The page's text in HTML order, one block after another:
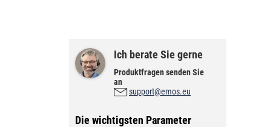
Ich berate Sie gerne
Produktfragen senden Sie
an
support@emos.eu
Die wichtigsten Parameter